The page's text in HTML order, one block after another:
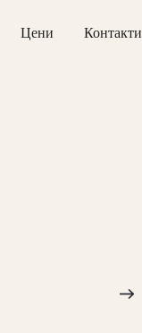
Цени Контакти